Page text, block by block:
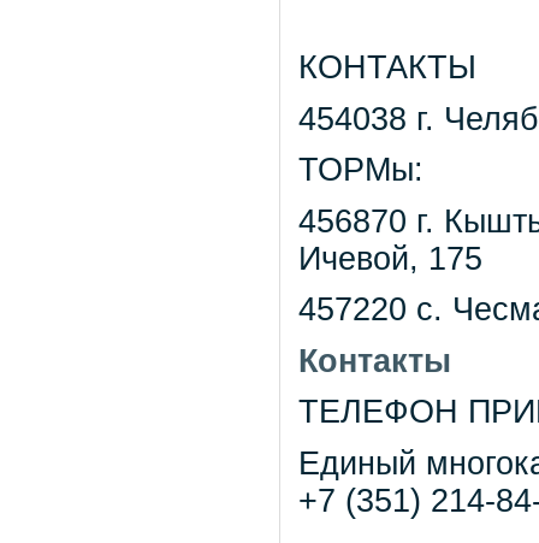
КОНТАКТЫ
454038 г.
ТОРМы:
456870 г.
Ичевой, 175
457220 с.
Контакты
ТЕЛЕФОН
Единый
+7 (351) 214-